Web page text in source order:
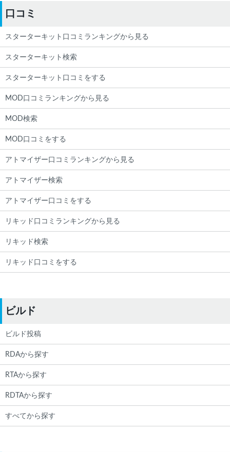
口コミ
スターターキット口コミランキングから見る
スターターキット検索
スターターキット口コミをする
MOD口コミランキングから見る
MOD検索
MOD口コミをする
アトマイザー口コミランキングから見る
アトマイザー検索
アトマイザー口コミをする
リキッド口コミランキングから見る
リキッド検索
リキッド口コミをする
ビルド
ビルド投稿
RDAから探す
RTAから探す
RDTAから探す
すべてから探す